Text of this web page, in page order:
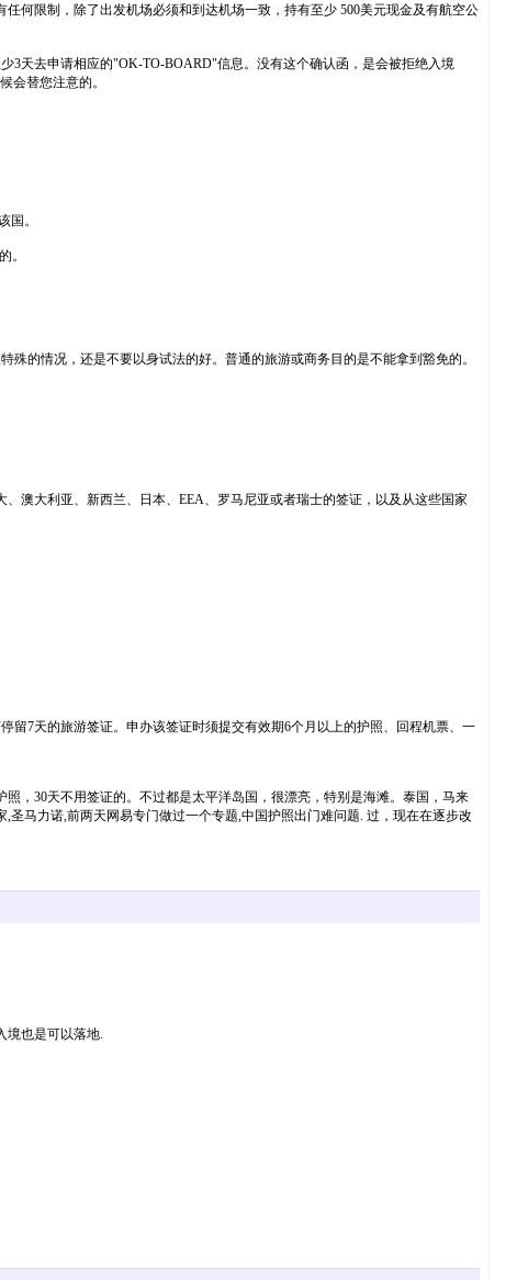
何限制，除了出发机场必须和到达机场一致，持有至少 500美元现金及有航空公
天去申请相应的"OK-TO-BOARD"信息。没有这个确认函，是会被拒绝入境
会替您注意的。
。
。
的情况，还是不要以身试法的好。普通的旅游或商务目的是不能拿到豁免的。
澳大利亚、新西兰、日本、EEA、罗马尼亚或者瑞士的签证，以及从这些国家
7天的旅游签证。申办该签证时须提交有效期6个月以上的护照、回程机票、一
，30天不用签证的。不过都是太平洋岛国，很漂亮，特别是海滩。泰国，马来
马力诺,前两天网易专门做过一个专题,中国护照出门难问题. 过，现在在逐步改
境也是可以落地.